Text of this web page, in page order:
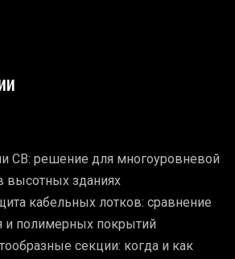
СВ: решение для многоуровневой
высотных зданиях
кабельных лотков: сравнение
и полимерных покрытий
секции: когда и как